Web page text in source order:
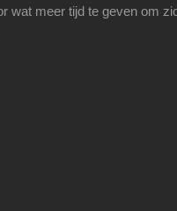
wat meer tijd te geven om